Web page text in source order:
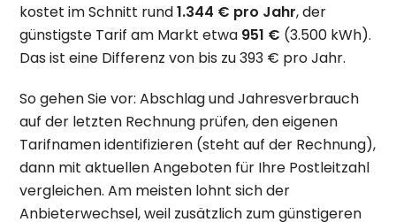
kostet im Schnitt rund1.344 € pro Jahr, der
günstigste Tarif am Markt etwa 951 € (3.500 kWh).
Das ist eine Differenz von bis zu 393 € pro Jahr.
So gehen Sie vor: Abschlag und Jahresverbrauch
auf der letzten Rechnung prüfen, den eigenen
Tarifnamen identifizieren (steht auf der Rechnung),
dann mit aktuellen Angeboten für Ihre Postleitzahl
vergleichen. Am meisten lohnt sich der
Anbieterwechsel, weil zusätzlich zum günstigeren